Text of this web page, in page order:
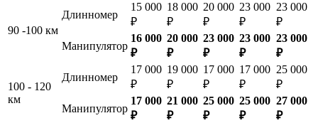
90 -100 км
Длинномер
15 000
₽
18 000
₽
20 000
₽
23 000
₽
23 000
₽
Манипулятор
16 000
₽
20 000
₽
23 000
₽
23 000
₽
23 000
₽
100 - 120
км
Длинномер
17 000
₽
19 000
₽
17 000
₽
17 000
₽
25 000
₽
Манипулятор
17 000
₽
21 000
₽
25 000
₽
25 000
₽
27 000
₽